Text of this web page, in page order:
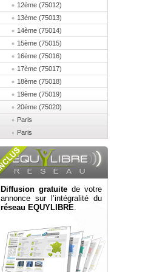
12ème (75012)
13ème (75013)
14ème (75014)
15ème (75015)
16ème (75016)
17ème (75017)
18ème (75018)
19ème (75019)
20ème (75020)
Paris
Paris
Diffusion gratuite de votre
annonce sur l’intégralité du
réseau EQUYLIBRE.